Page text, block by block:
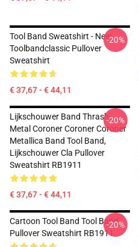
Tool Band Sweatshirt - New
Toolbandclassic Pullover
Sweatshirt
€ 37,67 - € 44,11
-20%
Lijkschouwer Band Thrash
Metal Coroner Coroner Coroner
Metallica Band Tool Band,
Lijkschouwer Cla Pullover
Sweatshirt RB1911
€ 37,67 - € 44,11
-20%
Cartoon Tool Band Tool Band,
Pullover Sweatshirt RB1911
-20%